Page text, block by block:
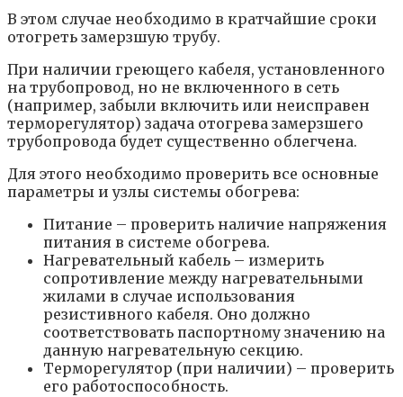
В этом случае необходимо в кратчайшие сроки
отогреть замерзшую трубу.
При наличии греющего кабеля, установленного
на трубопровод, но не включенного в сеть
(например, забыли включить или неисправен
терморегулятор) задача отогрева замерзшего
трубопровода будет существенно облегчена.
Для этого необходимо проверить все основные
параметры и узлы системы обогрева:
Питание – проверить наличие напряжения
питания в системе обогрева.
Нагревательный кабель – измерить
сопротивление между нагревательными
жилами в случае использования
резистивного кабеля. Оно должно
соответствовать паспортному значению на
данную нагревательную секцию.
Терморегулятор (при наличии) – проверить
его работоспособность.